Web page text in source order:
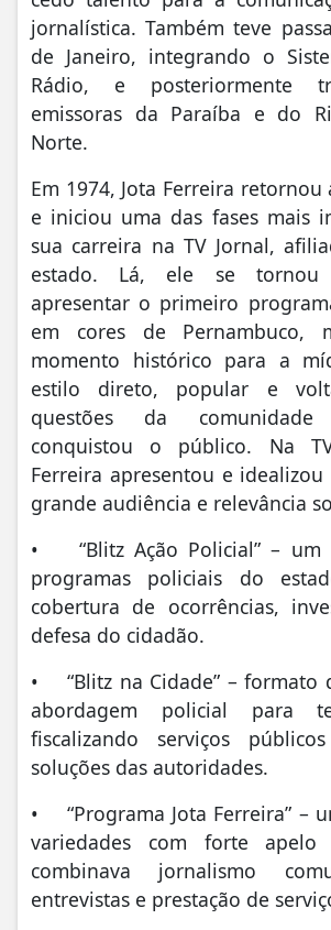
jornalística. Também teve
de Janeiro, integrando o
Rádio, e posteriormente
emissoras da Paraíba e do
Norte.
Em 1974, Jota Ferreira retornou
e iniciou uma das fases mais
sua carreira na TV Jornal,
estado. Lá, ele se tornou
apresentar o primeiro
em cores de Pernambuco,
momento histórico para a
estilo direto, popular e
questões da comunidade
conquistou o público. Na
Ferreira apresentou e
grande audiência e relevância
• “Blitz Ação Policial” – um
programas policiais do
cobertura de ocorrências,
defesa do cidadão.
• “Blitz na Cidade” – formato
abordagem policial para
fiscalizando serviços
soluções das autoridades.
• “Programa Jota Ferreira” –
variedades com forte apelo
combinava jornalismo
entrevistas e prestação de